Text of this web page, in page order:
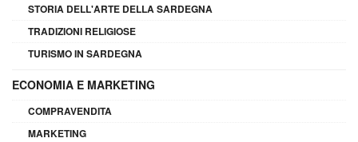
STORIA DELL'ARTE DELLA SARDEGNA
TRADIZIONI RELIGIOSE
TURISMO IN SARDEGNA
ECONOMIA E MARKETING
COMPRAVENDITA
MARKETING